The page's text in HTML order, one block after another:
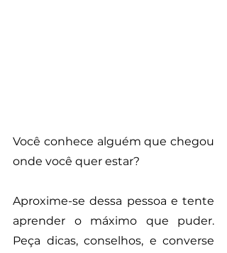
Você conhece alguém que chegou
onde você quer estar?
Aproxime-se dessa pessoa e tente
aprender o máximo que puder.
Peça dicas, conselhos, e converse